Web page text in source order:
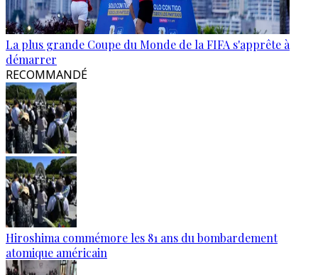
La plus grande Coupe du Monde de la FIFA s'apprête à
démarrer
RECOMMANDÉ
Hiroshima commémore les 81 ans du bombardement
atomique américain